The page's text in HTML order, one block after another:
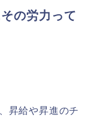
の労力って
昇給や昇進のチ